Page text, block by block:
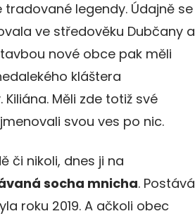
legendy. Údajně se
ve středověku Dubčany a
nové obce pak měli
kláštera
Měli zde totiž své
svou ves po nic.
či nikoli, dnes ji na
socha mnicha. Postává
roku 2019. A ačkoli obec